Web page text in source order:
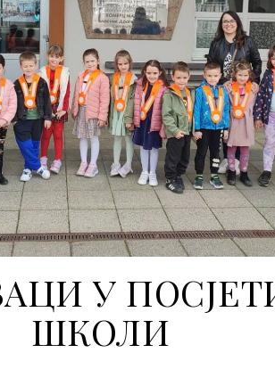
У
ШКОЛИ